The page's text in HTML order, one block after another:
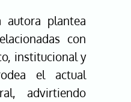
autora plantea
con
institucional y
el actual
advirtiendo